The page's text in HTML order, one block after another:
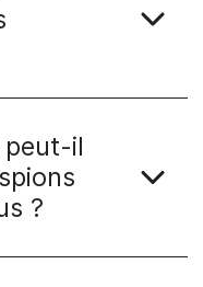
peut-il
?